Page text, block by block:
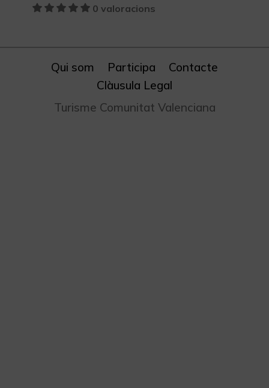
0 valoracions
Qui som Participa
Contacte
Clàusula Legal
Turisme Comunitat Valenciana